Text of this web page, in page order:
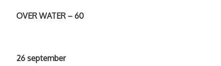
OVER WATER – 60
26 september